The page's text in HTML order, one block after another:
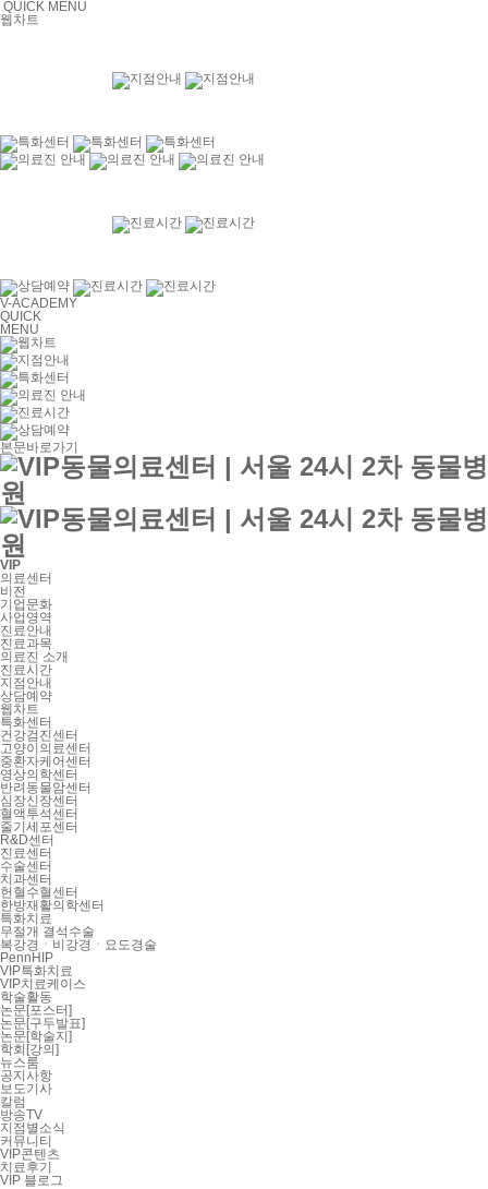
QUICK MENU
웹차트
V-ACADEMY
QUICK
MENU
본문바로가기
VIP
의료센터
비전
기업문화
사업영역
진료안내
진료과목
의료진 소개
진료시간
지점안내
상담예약
웹차트
특화센터
건강검진센터
고양이의료센터
중환자케어센터
영상의학센터
반려동물암센터
심장신장센터
혈액투석센터
줄기세포센터
R&D센터
진료센터
수술센터
치과센터
헌혈수혈센터
한방재활의학센터
특화치료
무절개 결석수술
복강경ㆍ비강경ㆍ요도경술
PennHIP
VIP특화치료
VIP치료케이스
학술활동
논문[포스터]
논문[구두발표]
논문[학술지]
학회[강의]
뉴스룸
공지사항
보도기사
칼럼
방송TV
지점별소식
커뮤니티
VIP콘텐츠
치료후기
VIP 블로그